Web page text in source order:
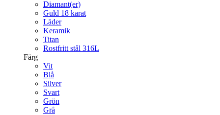
Diamant(er)
Guld 18 karat
Läder
Keramik
Titan
Rostfritt stål 316L
Färg
Vit
Blå
Silver
Svart
Grön
Grå